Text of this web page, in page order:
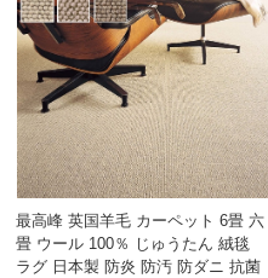
最高峰 英国羊毛 カーペット 6畳 六
畳 ウール 100％ じゅうたん 絨毯
ラグ 日本製 防炎 防汚 防ダニ 抗菌